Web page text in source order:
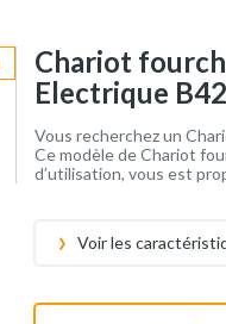
Chariot
Electrique
Vous recherchez un
Ce modèle de Chariot
d’utilisation, vous est
Voir les